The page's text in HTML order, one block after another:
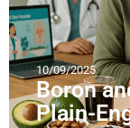
10/09/2025
Boron
Plain-